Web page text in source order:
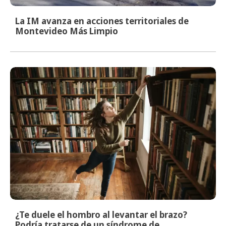
La IM avanza en acciones territoriales de
Montevideo Más Limpio
¿Te duele el hombro al levantar el brazo?